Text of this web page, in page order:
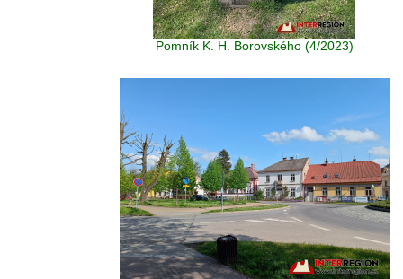
Pomník K. H. Borovského (4/2023)